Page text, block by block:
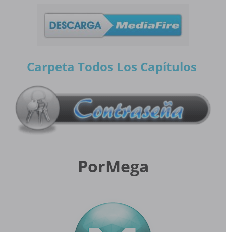
Carpeta Todos Los Capítulos
PorMega